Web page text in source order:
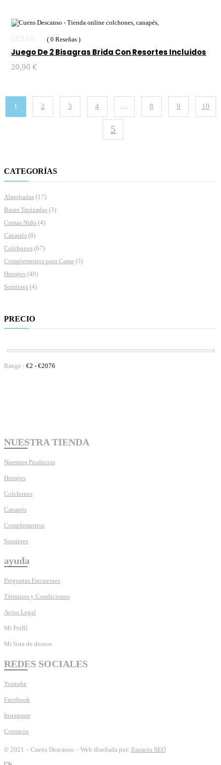
CATEGORÍAS
Almohadas (17)
Bases Tapizadas (3)
Camas Nido (4)
Canapés (8)
Colchones (67)
Complementos para Cama (3)
Herrajes (40)
Somieres (4)
PRECIO
Range : €2 - €2076
( 0 Reseñas )
Juego De 2 Bisagras Brida Con Resortes Incluidos
20,90€
1 2 3 4 … 8 9 10
NUESTRA TIENDA
Nuestros Productos
Herrajes
Colchones
Canapés
Complementos
Somieres
ayuda
Preguntas Frecuentes
Términos y Condiciones
Aviso Legal
Mi Perfil
Mi lista de deseos
REDES SOCIALES
Youtube
Facebook
Instagram
Contacto
© 2021 – Cuens Descanso – Web diseñada por: Espacio SEO